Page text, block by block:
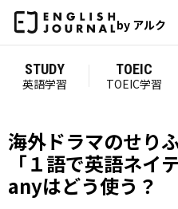
by アルク
STUDY
英語学習
TOEIC
TOEIC学習
海外ドラマのせり
「１語で英語ネイ
anyはどう使う？